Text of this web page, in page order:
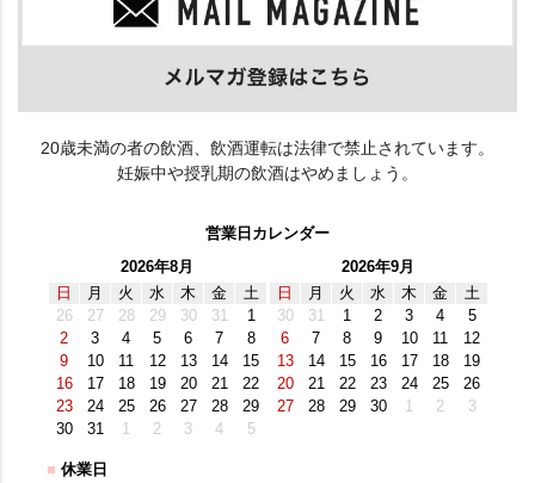
20歳未満の者の飲酒、飲酒運転は法律で禁止されています。
妊娠中や授乳期の飲酒はやめましょう。
営業日カレンダー
2026年8月
日
月 火 水 木 金
土
26
27 28 29 30 31
1
2
3 4 5 6 7
8
9
10 11 12 13 14
15
16
17 18 19 20 21
22
23
24 25 26 27 28
29
30
31 1 2 3 4 5
2026年9月
日
月 火 水 木 金
土
30
31 1 2 3 4
5
6
7 8 9 10 11
12
13
14 15 16 17 18
19
20
21 22 23 24 25
26
27
28 29 30 1 2 3
■ 休業日